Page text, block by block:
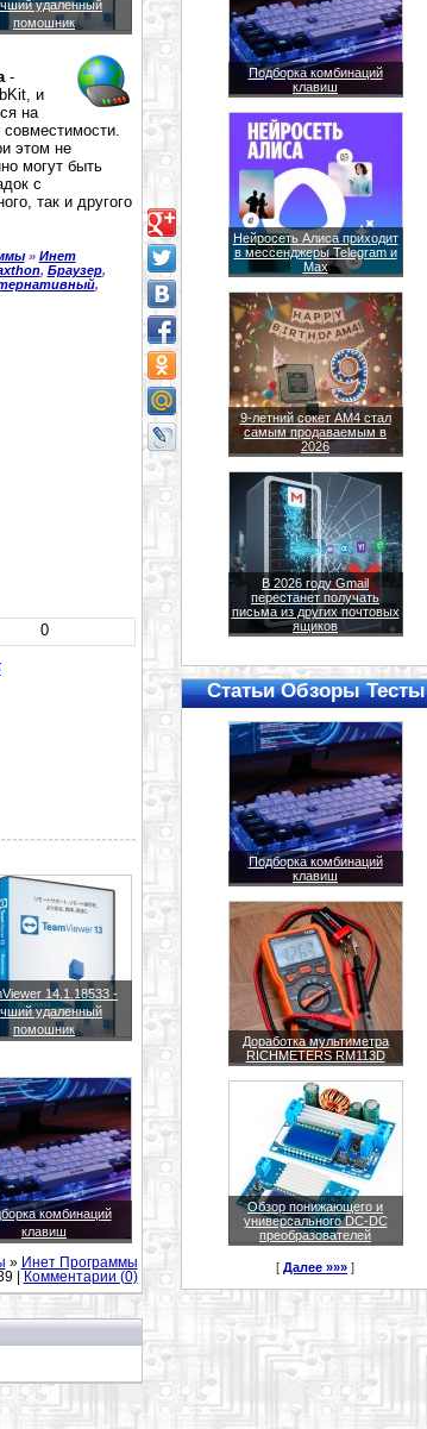
удаленный
помошник
-
и
на
этом не
могут быть
с
так и другого
» Инет
, Браузер,
,
0
14.1.18533 -
удаленный
помошник
комбинаций
клавиш
» Инет Программы
|
Комментарии (0)
Подборка комбинаций
клавиш
Нейросеть Алиса приходит
в мессенджеры Telegram и
Max
9-летний сокет AM4 стал
самым продаваемым в
2026
В 2026 году Gmail
перестанет получать
письма из других почтовых
ящиков
Статьи Обзоры Тесты
Подборка комбинаций
клавиш
Доработка мультиметра
RICHMETERS RM113D
Обзор понижающего и
универсального DC-DC
преобразователей
[ Далее »»» ]